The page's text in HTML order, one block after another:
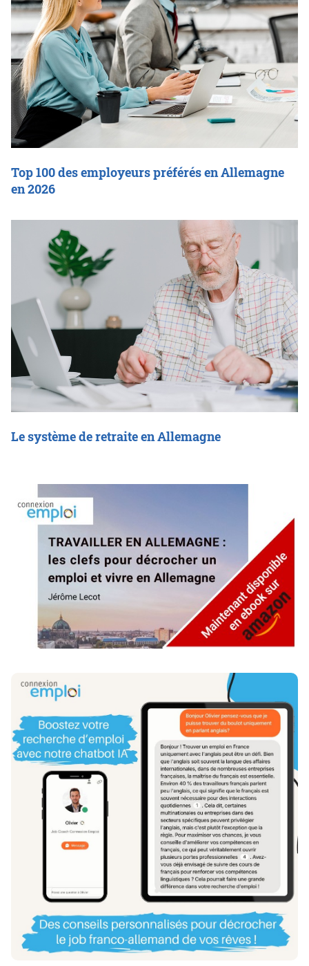
Top 100 des employeurs préférés en Allemagne
en 2026
Le système de retraite en Allemagne